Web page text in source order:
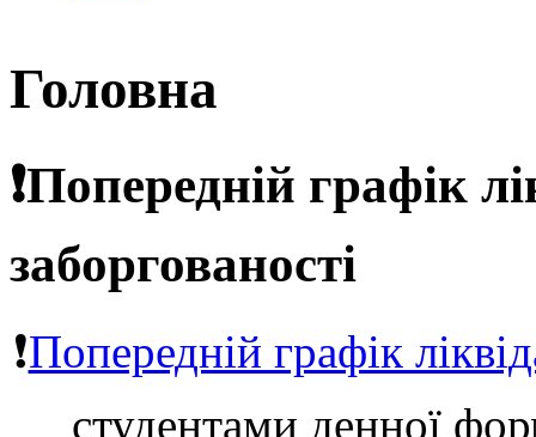
Головна
❗️Попередній графік
заборгованості
❗️Попередній графік
студентами денної